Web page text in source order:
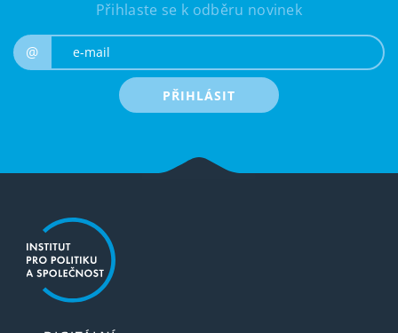
Přihlaste se k odběru novinek
@
PŘIHLÁSIT